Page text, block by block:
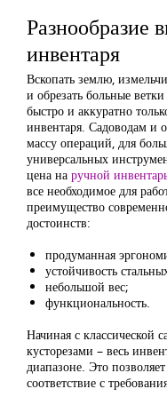
Разнообразие
инвентаря
Вскопать землю,
и обрезать больные
быстро и аккуратно
инвентаря. Садоводам и
массу операций, для
универсальных
цена на ручной
все необходимое для
преимущество
достоинств:
продуманная
устойчивость
небольшой вес;
функциональность.
Начиная с классической
кусторезами – весь
диапазоне. Это
соответствие с